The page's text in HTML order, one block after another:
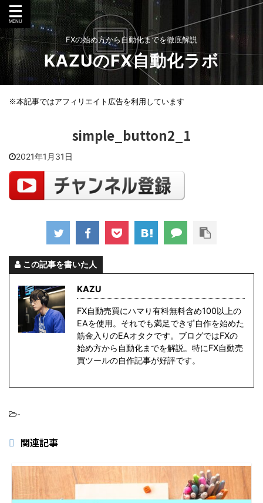
FXの始め方から自動化までを徹底解説
KAZUのFX自動化ラボ
※本記事ではアフィリエイト広告を利用しています
simple_button2_1
2021年1月31日
この記事を書いた人
KAZU
FX自動売買にハマり有料無料含め100以上の
EAを使用。それでも満足できず自作を始めた
筋金入りのEAオタクです。ブログではFXの
始め方から自動化までを解説。特にFX自動売
買ツールの自作記事が好評です。
-
関連記事